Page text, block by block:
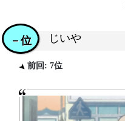
じいや
－位
前回: 7位